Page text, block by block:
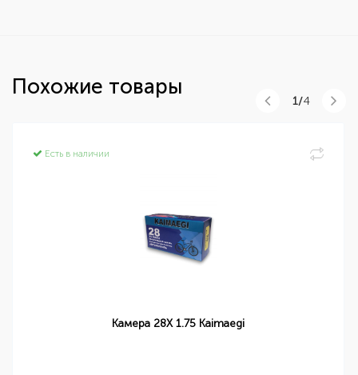
Похожие товары
Есть в наличии
Камера 28X 1.75 Kaimaegi
1/4